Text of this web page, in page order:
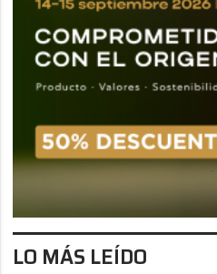
LO MÁS LEÍDO